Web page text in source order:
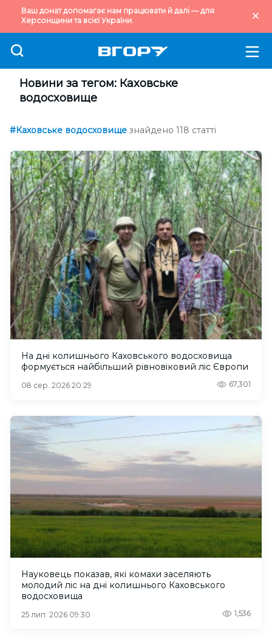
Ваш донат допомагає нам працювати й далі — для
Херсонщини та всієї України.
Новини за тегом: Каховське
водосховище
#Каховське водосховище знайдено 118 статті
На дні колишнього Каховського водосховища
формується найбільший рівновіковий ліс Європи
08 сер. 2026 20:29 67,301
Науковець показав, які комахи заселяють
молодий ліс на дні колишнього Каховського
водосховища
25 лип. 2026 09:30 1,536